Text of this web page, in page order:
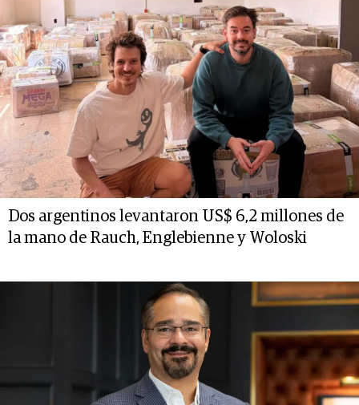
Dos argentinos levantaron US$ 6,2 millones de
la mano de Rauch, Englebienne y Woloski